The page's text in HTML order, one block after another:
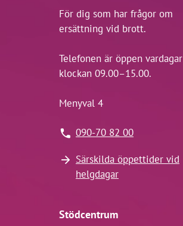
För dig som har frågor om
ersättning vid brott.
Telefonen är öppen vardagar
klockan 09.00–15.00.
Menyval 4
090-70 82 00
Särskilda öppettider vid
helgdagar
Stödcentrum